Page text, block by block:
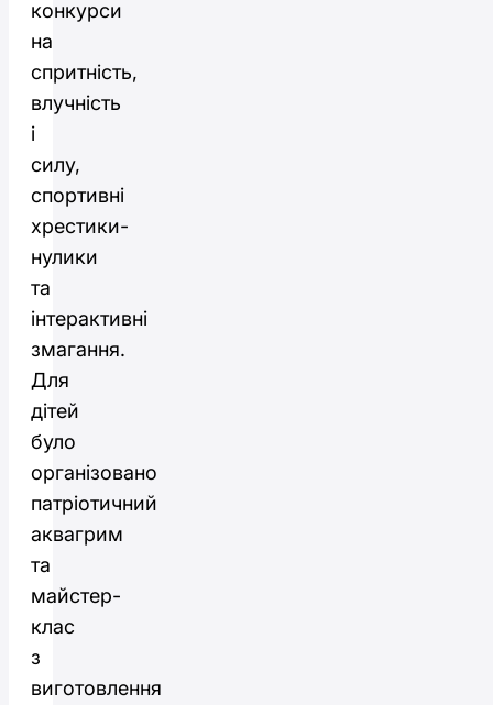
конкурси
на
спритність,
влучність
і
силу,
спортивні
хрестики-
нулики
та
інтерактивні
змагання.
Для
дітей
було
організовано
патріотичний
аквагрим
та
майстер-
клас
з
виготовлення